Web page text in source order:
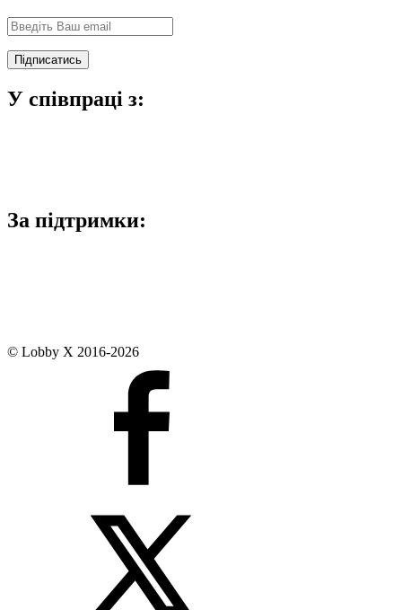
У співпраці з:
За підтримки:
© Lobby X 2016-2026